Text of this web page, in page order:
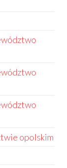
opolskim